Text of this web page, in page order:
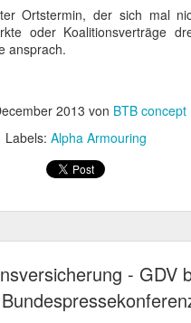
Ortstermin, der sich mal
oder Koalitionsverträge
ansprach.
2013 von BTB
Labels: Alpha Armouring
- GDV